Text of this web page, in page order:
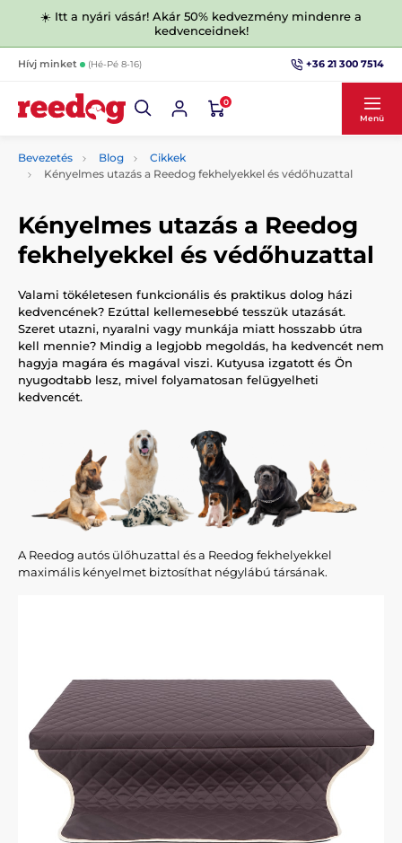
☀️ Itt a nyári vásár! Akár 50% kedvezmény mindenre a
kedvenceidnek!
Hívj minket (Hé-Pé 8-16) +36 21 300 7514
0
Menü
Bevezetés Blog
Cikkek
Kényelmes utazás a Reedog fekhelyekkel és védőhuzattal
Kényelmes utazás a Reedog
fekhelyekkel és védőhuzattal
Valami tökéletesen funkcionális és praktikus dolog házi
kedvencének? Ezúttal kellemesebbé tesszük utazását.
Szeret utazni, nyaralni vagy munkája miatt hosszabb útra
kell mennie? Mindig a legjobb megoldás, ha kedvencét nem
hagyja magára és magával viszi. Kutyusa izgatott és Ön
nyugodtabb lesz, mivel folyamatosan felügyelheti
kedvencét.
A Reedog autós ülőhuzattal és a Reedog fekhelyekkel
maximális kényelmet biztosíthat négylábú társának.